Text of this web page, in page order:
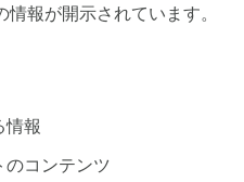
りません。
報が開示されています。
情報
のコンテンツ